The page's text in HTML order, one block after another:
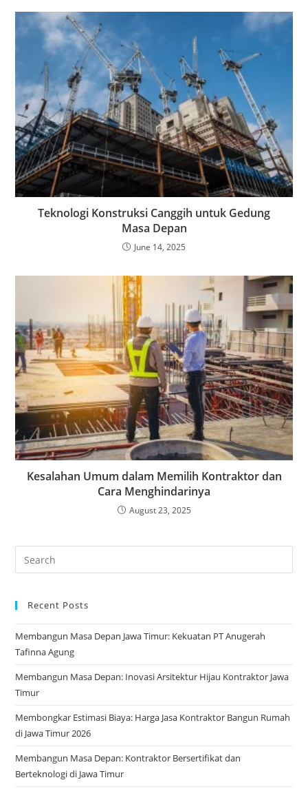
Teknologi Konstruksi Canggih untuk Gedung
Masa Depan
June 14, 2025
Kesalahan Umum dalam Memilih Kontraktor dan
Cara Menghindarinya
August 23, 2025
Recent Posts
Membangun Masa Depan Jawa Timur: Kekuatan PT Anugerah
Tafinna Agung
Membangun Masa Depan: Inovasi Arsitektur Hijau Kontraktor Jawa
Timur
Membongkar Estimasi Biaya: Harga Jasa Kontraktor Bangun Rumah
di Jawa Timur 2026
Membangun Masa Depan: Kontraktor Bersertifikat dan
Berteknologi di Jawa Timur